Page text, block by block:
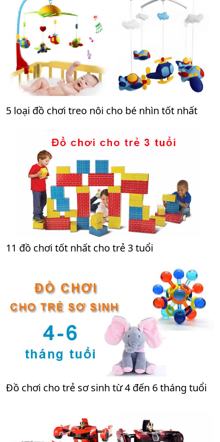
5 loại đồ chơi treo nôi cho bé nhìn tốt nhất
11 đồ chơi tốt nhất cho trẻ 3 tuổi
Đồ chơi cho trẻ sơ sinh từ 4 đến 6 tháng tuổi